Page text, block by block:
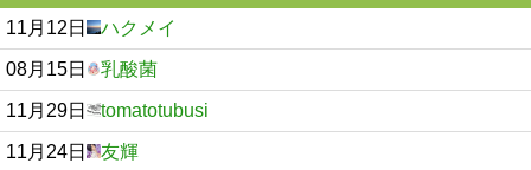
11月12日 ハクメイ
08月15日 乳酸菌
11月29日 tomatotubusi
11月24日 友輝